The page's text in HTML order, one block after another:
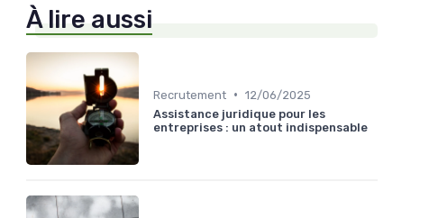
À lire aussi
Recrutement • 12/06/2025
Assistance juridique pour les
entreprises : un atout indispensable